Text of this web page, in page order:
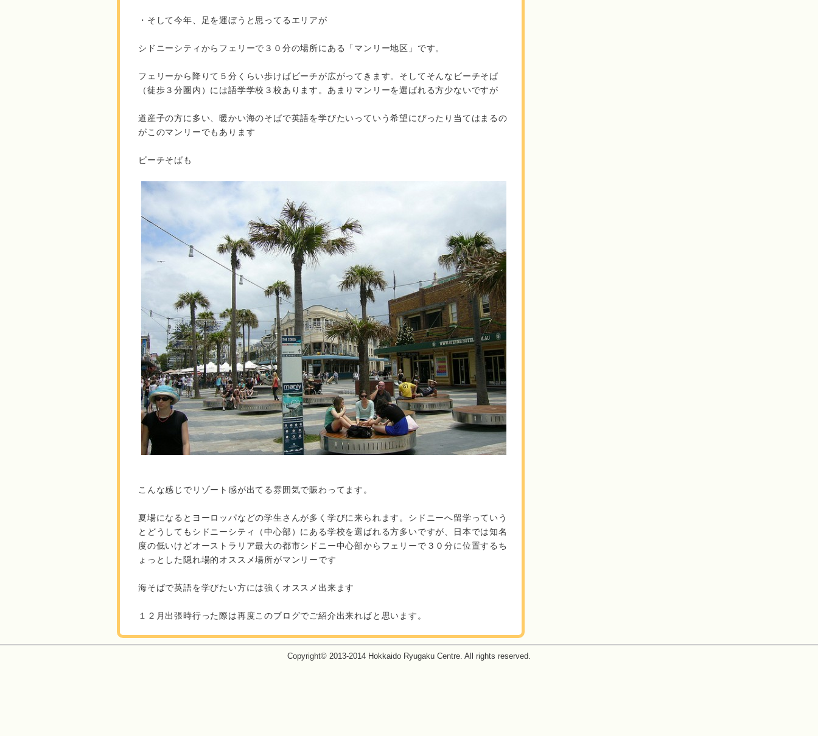
・そして今年、足を運ぼうと思ってるエリアが
シドニーシティからフェリーで３０分の場所にある「マンリー地区」です。
フェリーから降りて５分くらい歩けばビーチが広がってきます。そしてそんなビーチそば
（徒歩３分圏内）には語学学校３校あります。あまりマンリーを選ばれる方少ないですが
道産子の方に多い、暖かい海のそばで英語を学びたいっていう希望にぴったり当てはまるの
がこのマンリーでもあります
ビーチそばも
こんな感じでリゾート感が出てる雰囲気で賑わってます。
夏場になるとヨーロッパなどの学生さんが多く学びに来られます。シドニーへ留学っていう
とどうしてもシドニーシティ（中心部）にある学校を選ばれる方多いですが、日本では知名
度の低いけどオーストラリア最大の都市シドニー中心部からフェリーで３０分に位置するち
ょっとした隠れ場的オススメ場所がマンリーです
海そばで英語を学びたい方には強くオススメ出来ます
１２月出張時行った際は再度このブログでご紹介出来ればと思います。
Copyright© 2013-2014 Hokkaido Ryugaku Centre. All rights reserved.